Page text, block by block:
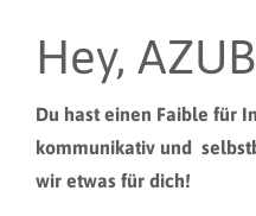
Hey,
Du hast einen Faible für
kommunikativ und
wir etwas für dich!